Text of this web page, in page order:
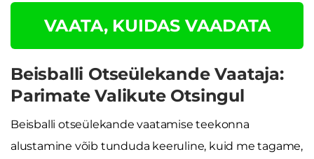
VAATA, KUIDAS VAADATA
Beisballi Otseülekande Vaataja:
Parimate Valikute Otsingul
Beisballi otseülekande vaatamise teekonna
alustamine võib tunduda keeruline, kuid me tagame,